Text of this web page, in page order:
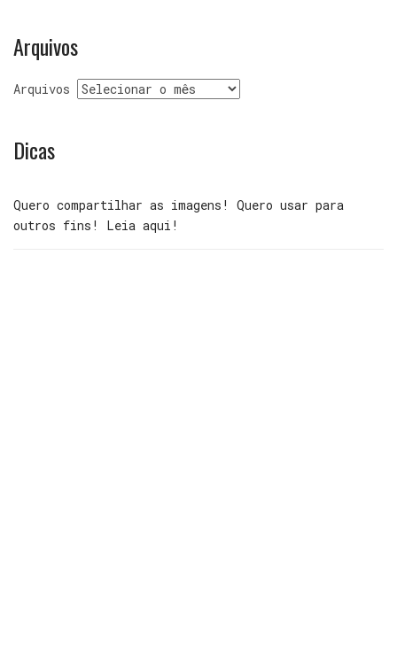
Arquivos
Arquivos
Dicas
Quero compartilhar as imagens! Quero usar para
outros fins! Leia aqui!